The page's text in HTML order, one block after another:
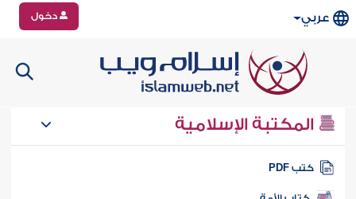
عربي دخول
المكتبة الإسلامية
كتب PDF